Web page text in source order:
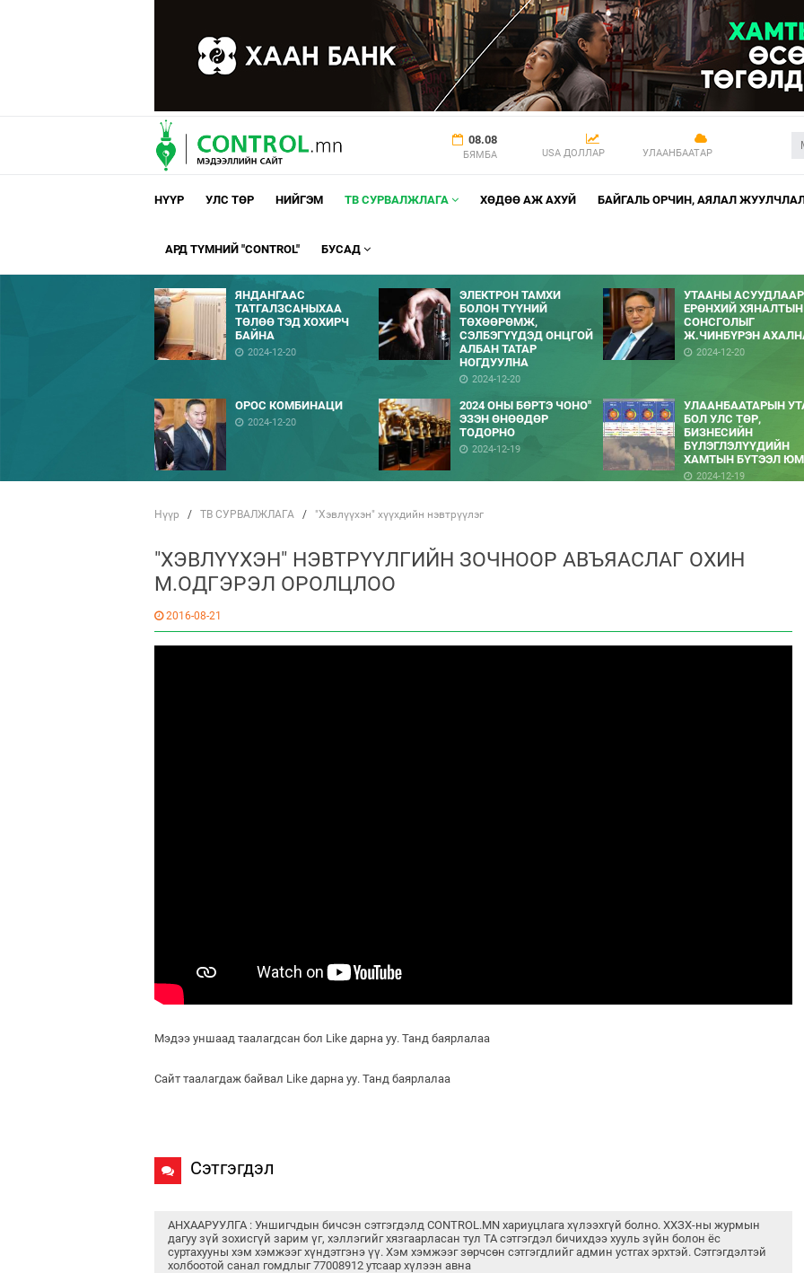
08.08
БЯМБА USA ДОЛЛАР УЛААНБААТАР
НҮҮР УЛС ТӨР НИЙГЭМ ТВ СУРВАЛЖЛАГА ХӨДӨӨ АЖ АХУЙ БАЙГАЛЬ ОРЧИН, АЯЛАЛ
АРД ТҮМНИЙ "CONTROL" БУСАД
ЯНДАНГААС
ТАТГАЛЗСАНЫХАА
ТӨЛӨӨ ТЭД ХОХИРЧ
БАЙНА
2024-12-20
ЭЛЕКТРОН ТАМХИ
БОЛОН ТҮҮНИЙ
ТӨХӨӨРӨМЖ,
СЭЛБЭГҮҮДЭД ОНЦГОЙ
АЛБАН ТАТАР
НОГДУУЛНА
2024-12-20
УТААНЫ АСУУДЛААР
ЕРӨНХИЙ ХЯНАЛТЫН
СОНСГОЛЫГ
Ж.ЧИНБҮРЭН
2024-12-20
ОРОС КОМБИНАЦИ
2024-12-20
2024 ОНЫ БӨРТЭ ЧОНО"
ЭЗЭН ӨНӨӨДӨР
ТОДОРНО
2024-12-19
УЛААНБААТАРЫН
БОЛ УЛС ТӨР,
БИЗНЕСИЙН
БҮЛЭГЛЭЛҮҮДИЙН
ХАМТЫН БҮТЭЭЛ ЮМ
2024-12-19
Нүүр / ТВ СУРВАЛЖЛАГА / "Хэвлүүхэн" хүүхдийн нэвтрүүлэг
"ХЭВЛҮҮХЭН" НЭВТРҮҮЛГИЙН ЗОЧНООР АВЪЯАСЛАГ ОХИН
М.ОДГЭРЭЛ ОРОЛЦЛОО
2016-08-21
Мэдээ уншаад таалагдсан бол Like дарна уу. Танд баярлалаа
Сайт таалагдаж байвал Like дарна уу. Танд баярлалаа
Сэтгэгдэл
АНХААРУУЛГА : Уншигчдын бичсэн сэтгэгдэлд CONTROL.MN хариуцлага хүлээхгүй болно. ХХЗХ-ны журмын
дагуу зүй зохисгүй зарим үг, хэллэгийг хязгаарласан тул ТА сэтгэгдэл бичихдээ хууль зүйн болон ёс
суртахууны хэм хэмжээг хүндэтгэнэ үү. Хэм хэмжээг зөрчсөн сэтгэгдлийг админ устгах эрхтэй. Сэтгэгдэлтэй
холбоотой санал гомдлыг 77008912 утсаар хүлээн авна